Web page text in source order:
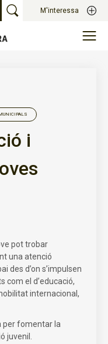
M'interessa
i
pot trobar
una atenció
des d’on s’impulsen
com el d’educació,
internacional,
per fomentar la
juvenil.